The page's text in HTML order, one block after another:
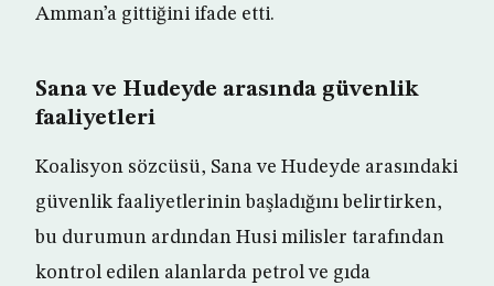
Amman’a gittiğini ifade etti.
Sana ve Hudeyde arasında güvenlik
faaliyetleri
Koalisyon sözcüsü, Sana ve Hudeyde arasındaki
güvenlik faaliyetlerinin başladığını belirtirken,
bu durumun ardından Husi milisler tarafından
kontrol edilen alanlarda petrol ve gıda